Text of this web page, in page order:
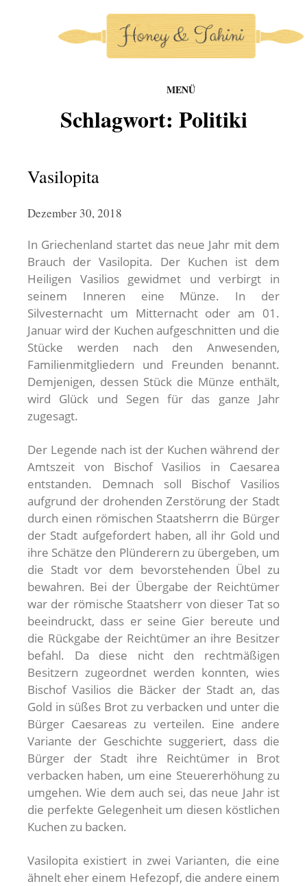
MENÜ
honey-and-tahini
Schlagwort: Politiki
Vasilopita
Dezember 30, 2018
In Griechenland startet das neue Jahr mit dem
Brauch der Vasilopita. Der Kuchen ist dem
Heiligen Vasilios gewidmet und verbirgt in
seinem Inneren eine Münze. In der
Silvesternacht um Mitternacht oder am 01.
Januar wird der Kuchen aufgeschnitten und die
Stücke werden nach den Anwesenden,
Familienmitgliedern und Freunden benannt.
Demjenigen, dessen Stück die Münze enthält,
wird Glück und Segen für das ganze Jahr
zugesagt.
Der Legende nach ist der Kuchen während der
Amtszeit von Bischof Vasilios in Caesarea
entstanden. Demnach soll Bischof Vasilios
aufgrund der drohenden Zerstörung der Stadt
durch einen römischen Staatsherrn die Bürger
der Stadt aufgefordert haben, all ihr Gold und
ihre Schätze den Plünderern zu übergeben, um
die Stadt vor dem bevorstehenden Übel zu
bewahren. Bei der Übergabe der Reichtümer
war der römische Staatsherr von dieser Tat so
beeindruckt, dass er seine Gier bereute und
die Rückgabe der Reichtümer an ihre Besitzer
befahl. Da diese nicht den rechtmäßigen
Besitzern zugeordnet werden konnten, wies
Bischof Vasilios die Bäcker der Stadt an, das
Gold in süßes Brot zu verbacken und unter die
Bürger Caesareas zu verteilen. Eine andere
Variante der Geschichte suggeriert, dass die
Bürger der Stadt ihre Reichtümer in Brot
verbacken haben, um eine Steuererhöhung zu
umgehen. Wie dem auch sei, das neue Jahr ist
die perfekte Gelegenheit um diesen köstlichen
Kuchen zu backen.
Vasilopita existiert in zwei Varianten, die eine
ähnelt eher einem Hefezopf, die andere einem